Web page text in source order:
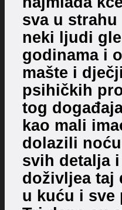
sva u
neki ljudi
godinama i
mašte i
psihičkih
tog
kao mali
dolazili
svih detalja
doživljea taj
u kuću i sve